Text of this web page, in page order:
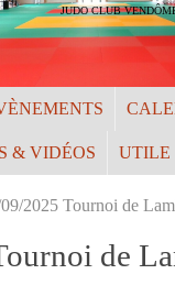
JUDO CLUB
& VIDÉOS UTILE
2025 Tournoi de
de